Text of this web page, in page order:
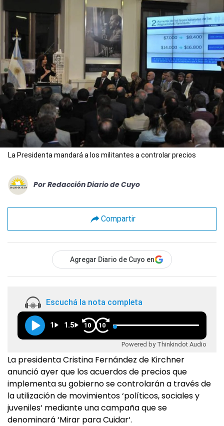
La Presidenta mandará a los militantes a controlar precios
Por Redacción Diario de Cuyo
Compartir
Agregar Diario de Cuyo en
Escuchá la nota completa
1 1.5 10 10
Powered by Thinkindot Audio
La presidenta Cristina Fernández de Kirchner
anunció ayer que los acuerdos de precios que
implementa su gobierno se controlarán a través de
la utilización de movimientos ‘políticos, sociales y
juveniles‘ mediante una campaña que se
denominará ‘Mirar para Cuidar‘.